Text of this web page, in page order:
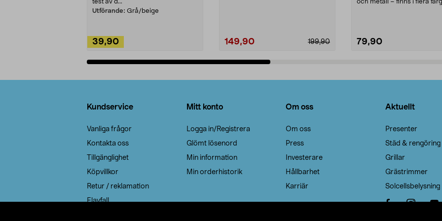
test av d...
Utförande: Grå/beige
39,90 199,90
149,90
och metall – finns i flera
79,90
Kundservice
Vanliga frågor
Kontakta oss
Tillgänglighet
Köpvillkor
Retur / reklamation
Elavfall
Mitt konto
Logga in/Registrera
Glömt lösenord
Min information
Min orderhistorik
Om oss
Om oss
Press
Investerare
Hållbarhet
Karriär
Aktuellt
Presenter
Städ & rengöring
Grillar
Grästrimmer
Solcellsbelysning